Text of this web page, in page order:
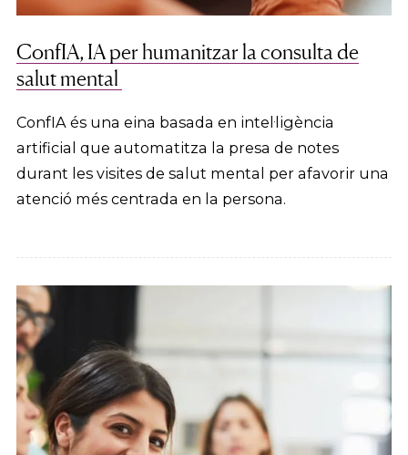
ConfIA, IA per humanitzar la consulta de
salut mental
ConfIA és una eina basada en intel·ligència
artificial que automatitza la presa de notes
durant les visites de salut mental per afavorir una
atenció més centrada en la persona.